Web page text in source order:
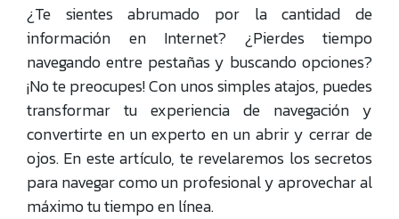
¿Te sientes abrumado por la cantidad de
información en Internet? ¿Pierdes tiempo
navegando entre pestañas y buscando opciones?
¡No te preocupes! Con unos simples atajos, puedes
transformar tu experiencia de navegación y
convertirte en un experto en un abrir y cerrar de
ojos. En este artículo, te revelaremos los secretos
para navegar como un profesional y aprovechar al
máximo tu tiempo en línea.